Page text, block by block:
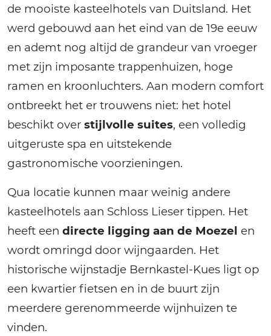
de mooiste kasteelhotels van Duitsland. Het
werd gebouwd aan het eind van de 19e eeuw
en ademt nog altijd de grandeur van vroeger
met zijn imposante trappenhuizen, hoge
ramen en kroonluchters. Aan modern comfort
ontbreekt het er trouwens niet: het hotel
beschikt over stijlvolle suites, een volledig
uitgeruste spa en uitstekende
gastronomische voorzieningen.
Qua locatie kunnen maar weinig andere
kasteelhotels aan Schloss Lieser tippen. Het
heeft een directe ligging aan de Moezel en
wordt omringd door wijngaarden. Het
historische wijnstadje Bernkastel-Kues ligt op
een kwartier fietsen en in de buurt zijn
meerdere gerenommeerde wijnhuizen te
vinden.